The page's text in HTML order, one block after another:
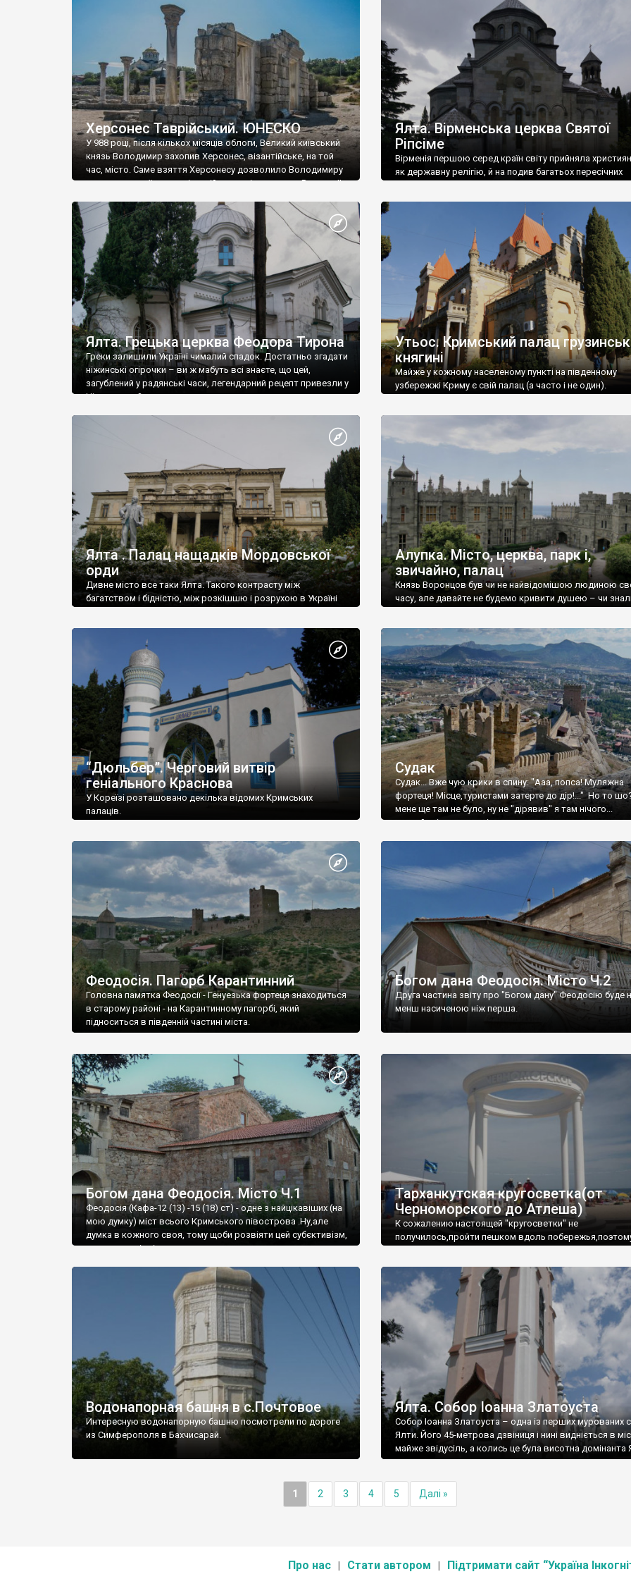
візантійської доби. Раритети викрадені з фондів об’єкту
культурної спадщини ЮНЕСКО «Херсонеса Таврійського».
Офіційно – на виставку «Золото Візантії», але експерти та
влада в Україні вважають це лише […]
називаються «повстяками» (postaki)…” “Вино. Крим
виробляє відмінне вино і його вдосталь: воно все
легке біле і дуже […]
Херсонес Таврійський. ЮНЕСКО
У 988 році, після кількох місяців облоги, Великий київський
князь Володимир захопив Херсонес, візантійське, на той
час, місто. Саме взяття Херсонесу дозволило Володимиру
диктувати свої умови візантійському імператору Василю ІІ,
Херсонесі Володимир-язичник, став Василем-
християнином. А потім було Хрещення Русі. На честь
Херсонесу Таврійського названо місто […]
Ялта. Вірменська церква Святої
Ріпсіме
Вірменія першою серед країн світу прийняла
як державну релігію, й на подив багатьох пересічних
Ялта. Грецька церква Феодора Тирона
Греки залишили Україні чималий спадок. Достатньо згадати
ніжинські огірочки – ви ж мабуть всі знаєте, що цей,
загублений у радянські часи, легендарний рецепт привезли у
Ніжин греки?
Утьос. Кримський палац
княгині
Майже у кожному населеному пункті на південному
узбережжі Криму є свій палац (а часто і не один).
Ялта . Палац нащадків Мордовської
орди
Дивне місто все таки Ялта. Такого контрасту між
багатством і бідністю, між розкішшю і розрухою в Україні
Алупка. Місто, церква, парк і,
звичайно, палац
Князь Воронцов був чи не найвідомішою людиною
часу, але давайте не будемо кривити душею – чи
“Дюльбер”. Черговий витвір
геніального Краснова
У Кореїзі розташовано декілька відомих Кримських
палаців.
Судак
Судак... Вже чую крики в спину: "Ааа, попса! Муляжна
фортеця! Місце,туристами затерте до дір!..." Но то
мене ще там не було, ну не "дірявив" я там нічого...
принаймні до цього літа.
Феодосія. Пагорб Карантинний
Головна памятка Феодосії - Генуезька фортеця знаходиться
в старому районі - на Карантинному пагорбі, який
підноситься в південній частині міста.
Богом дана Феодосія. Місто Ч.2
Друга частина звіту про "Богом дану" Феодосію буде
менш насиченою ніж перша.
Богом дана Феодосія. Місто Ч.1
Феодосія (Кафа-12 (13) -15 (18) ст) - одне з найцікавіших (на
мою думку) міст всього Кримського півострова .Ну,але
думка в кожного своя, тому щоби розвіяти цей субєктивізм,
запрошую відвідати це
Тарханкутская кругосветка(от
Черноморского до Атлеша)
К сожалению настоящей "кругосветки" не
получилось,пройти пешком вдоль
Водонапорная башня в с.Почтовое
Интересную водонапорную башню посмотрели по дороге
из Симферополя в Бахчисарай.
Ялта. Собор Іоанна Златоуста
Собор Іоанна Златоуста – одна із перших мурованих
Ялти. Його 45-метрова дзвіниця і нині видніється в
майже звідусіль, а колись це була висотна домінанта
1 2 3 4 5 Далі »
Про нас Стати автором Підтримати сайт “Україна